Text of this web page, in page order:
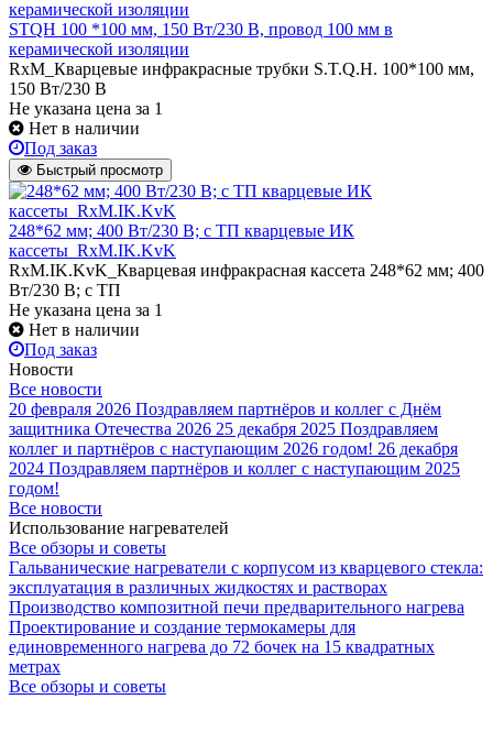
STQH 100 *100 мм, 150 Вт/230 В, провод 100 мм в
керамической изоляции
RxM_Кварцевые инфракрасные трубки S.T.Q.H. 100*100 мм,
150 Вт/230 В
Не указана цена за 1
Нет в наличии
Под заказ
Быстрый просмотр
248*62 мм; 400 Вт/230 В; с ТП кварцевые ИК
кассеты_RxM.IK.KvK
RxM.IK.KvK_Кварцевая инфракрасная кассета 248*62 мм; 400
Вт/230 В; с ТП
Не указана цена за 1
Нет в наличии
Под заказ
Новости
Все новости
20 февраля 2026 Поздравляем партнёров и коллег с Днём
защитника Отечества 2026 25 декабря 2025 Поздравляем
коллег и партнёров с наступающим 2026 годом! 26 декабря
2024 Поздравляем партнёров и коллег с наступающим 2025
годом!
Все новости
Использование нагревателей
Все обзоры и советы
Гальванические нагреватели с корпусом из кварцевого стекла:
эксплуатация в различных жидкостях и растворах
Производство композитной печи предварительного нагрева
Проектирование и создание термокамеры для
единовременного нагрева до 72 бочек на 15 квадратных
метрах
Все обзоры и советы